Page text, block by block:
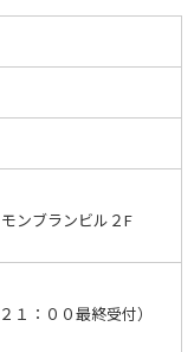
ンブランビル２F
１：００最終受付）